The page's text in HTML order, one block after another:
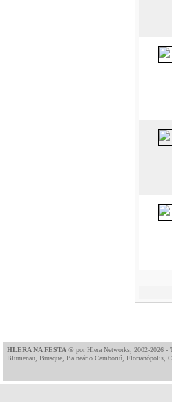
HLERA NA FESTA ® porHlera Networks , 2002-2026
Blumenau, Brusque, Balneário Camboriú, Florianópolis,